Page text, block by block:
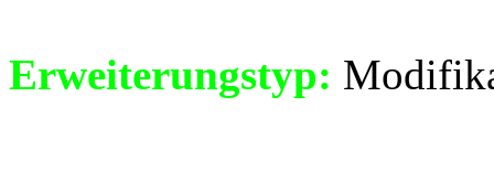
Erweiterungstyp: